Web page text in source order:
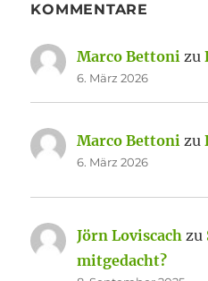
KOMMENTARE
Marco Bettoni zu
6. März 2026
Marco Bettoni zu
6. März 2026
Jörn Loviscach zu
mitgedacht?